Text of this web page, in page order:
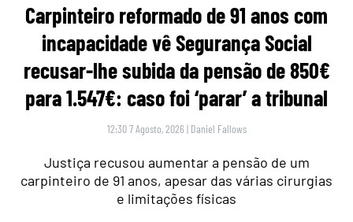
Carpinteiro reformado de 91 anos com
incapacidade vê Segurança Social
recusar-lhe subida da pensão de 850€
para 1.547€: caso foi ‘parar’ a tribunal
12:30 7 Agosto, 2026 | Daniel Fallows
Justiça recusou aumentar a pensão de um
carpinteiro de 91 anos, apesar das várias cirurgias
e limitações físicas